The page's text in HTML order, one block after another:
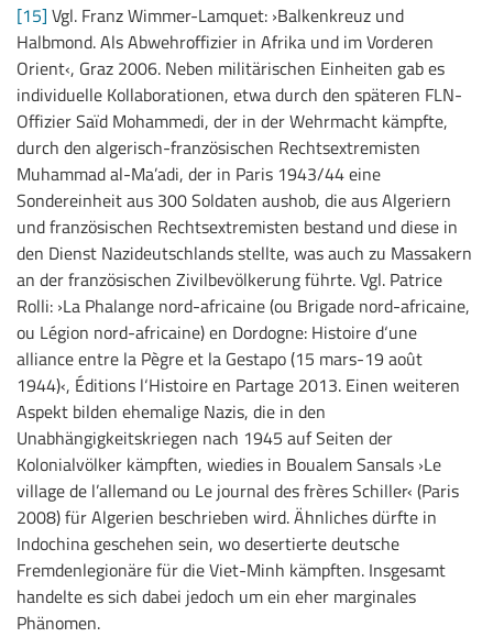
[15] Vgl. Franz Wimmer-Lamquet: ›Balkenkreuz und
Halbmond. Als Abwehroffizier in Afrika und im Vorderen
Orient‹, Graz 2006. Neben militärischen Einheiten gab es
individuelle Kollaborationen, etwa durch den späteren FLN-
Offizier Saïd Mohammedi, der in der Wehrmacht kämpfte,
durch den algerisch-französischen Rechtsextremisten
Muhammad al-Ma’adi, der in Paris 1943/44 eine
Sondereinheit aus 300 Soldaten aushob, die aus Algeriern
und französischen Rechtsextremisten bestand und diese in
den Dienst Nazideutschlands stellte, was auch zu Massakern
an der französischen Zivilbevölkerung führte. Vgl. Patrice
Rolli: ›La Phalange nord-africaine (ou Brigade nord-africaine,
ou Légion nord-africaine) en Dordogne: Histoire d‘une
alliance entre la Pègre et la Gestapo (15 mars-19 août
1944)‹, Éditions l‘Histoire en Partage 2013. Einen weiteren
Aspekt bilden ehemalige Nazis, die in den
Unabhängigkeitskriegen nach 1945 auf Seiten der
Kolonialvölker kämpften, wiedies in Boualem Sansals ›Le
village de l’allemand ou Le journal des frères Schiller‹ (Paris
2008) für Algerien beschrieben wird. Ähnliches dürfte in
Indochina geschehen sein, wo desertierte deutsche
Fremdenlegionäre für die Viet-Minh kämpften. Insgesamt
handelte es sich dabei jedoch um ein eher marginales
Phänomen.